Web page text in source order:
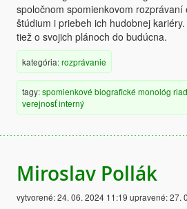
spoločnom spomienkovom
štúdium i priebeh ich hudobnej
tiež o svojich plánoch do budúcna.
kategória:rozprávanie
tagy:spomienkové biografické monológ
verejnosťinterný
Miroslav Pollák
vytvorené:24. 06. 2024 11:19 upravené:27.